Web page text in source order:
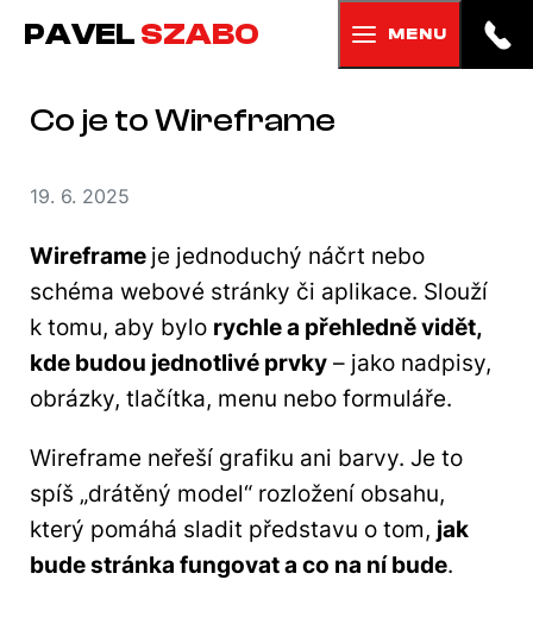
PAVEL SZABO MENU
Co je to Wireframe
19. 6. 2025
Wireframe je jednoduchý náčrt nebo
schéma webové stránky či aplikace. Slouží
k tomu, aby bylo rychle a přehledně vidět,
kde budou jednotlivé prvky – jako nadpisy,
obrázky, tlačítka, menu nebo formuláře.
Wireframe neřeší grafiku ani barvy. Je to
spíš „drátěný model“ rozložení obsahu,
který pomáhá sladit představu o tom, jak
bude stránka fungovat a co na ní bude.